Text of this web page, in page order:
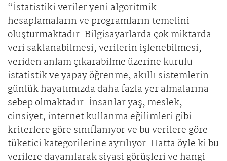
“İstatistiki veriler yeni algoritmik
hesaplamaların ve programların temelini
oluşturmaktadır. Bilgisayarlarda çok miktarda
veri saklanabilmesi, verilerin işlenebilmesi,
veriden anlam çıkarabilme üzerine kurulu
istatistik ve yapay öğrenme, akıllı sistemlerin
günlük hayatımızda daha fazla yer almalarına
sebep olmaktadır. İnsanlar yaş, meslek,
cinsiyet, internet kullanma eğilimleri gibi
kriterlere göre sınıflanıyor ve bu verilere göre
tüketici kategorilerine ayrılıyor. Hatta öyle ki bu
verilere dayanılarak siyasi görüşleri ve hangi